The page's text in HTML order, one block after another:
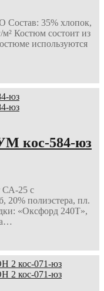
Состав: 35% хлопок,
Костюм состоит из
используются
кос-584-юз
СА-25 с
20% полиэстера, пл.
«Оксфорд 240Т»,